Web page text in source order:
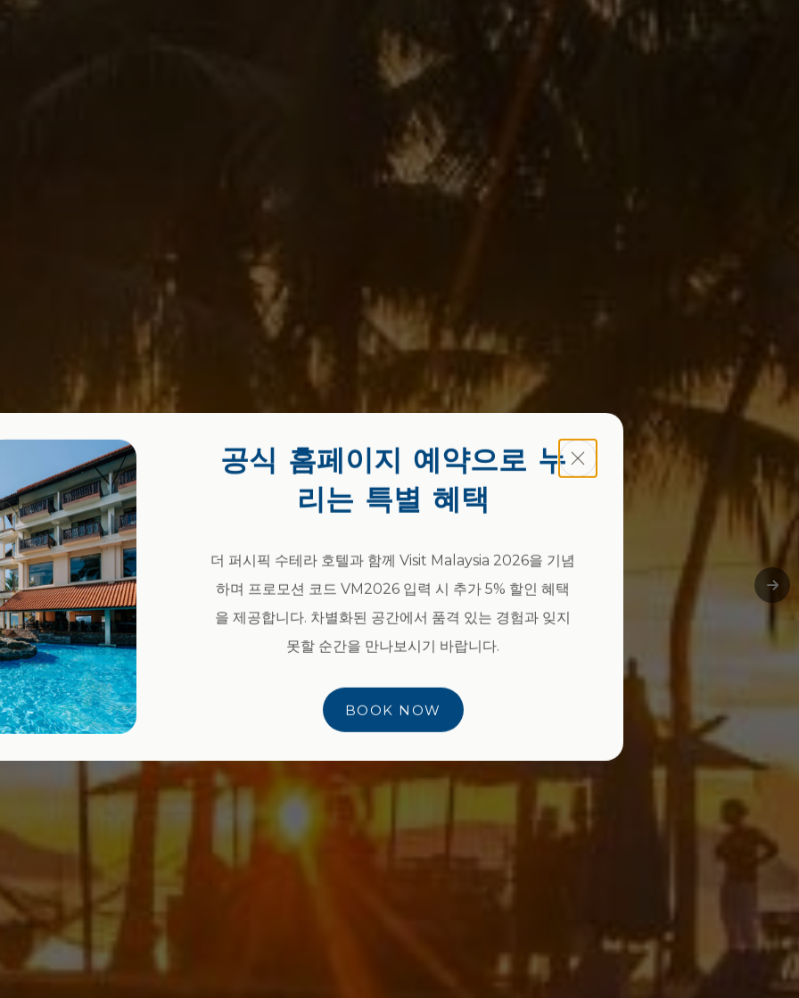
퍼시픽 수테라 호텔
셔리와 보르네오의 아름다움이 어우러진 바닷가의 편안함
Close
공식 홈페이지 예약으로 누
리는 특별 혜택
더 퍼시픽 수테라 호텔과 함께 Visit Malaysia 2026을 기념
하며 프로모션 코드 VM2026 입력 시 추가 5% 할인 혜택
을 제공합니다. 차별화된 공간에서 품격 있는 경험과 잊지
못할 순간을 만나보시기 바랍니다.
BOOK NOW